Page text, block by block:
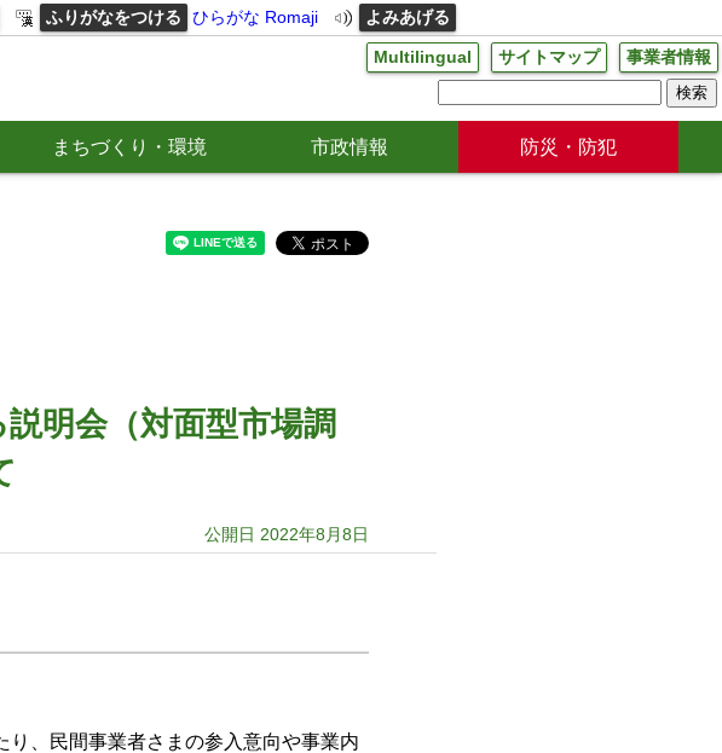
ふりがなをつける ひらがな Romaji よみあげる
Multilingual サイトマップ 事業者情報
まちづくり・環境 市政情報 防災・防犯
明会（対面型市場調
公開日 2022年8月8日
、民間事業者さまの参入意向や事業内